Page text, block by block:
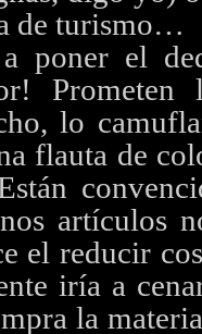
de turismo…
poner el
lo
flauta de
artículos
el reducir
iría a
la